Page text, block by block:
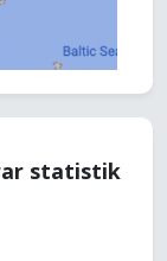
statistik